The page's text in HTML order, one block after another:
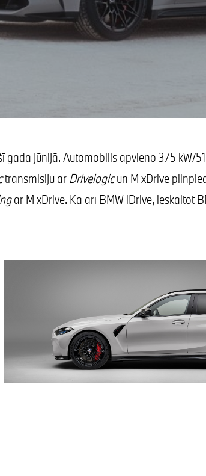
jūnijā. Automobilis apvieno 375 kW/
transmisiju arDrivelogicun M xDrive
ar M xDrive. Kā arī BMW iDrive, ieskaitot